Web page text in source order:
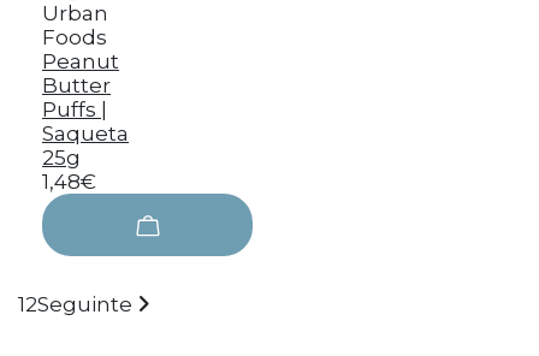
Urban
Foods
Peanut
Butter
Puffs |
Saqueta
25g
1,48€
12Seguinte